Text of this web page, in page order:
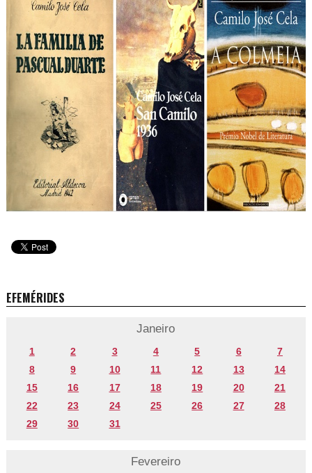
EFEMÉRIDES
Janeiro
1 2 3 4 5 6
7
8
9 10 11 12 13
14
15
16 17 18 19 20
21
22
23 24 25 26 27
28
29
30 31
Fevereiro